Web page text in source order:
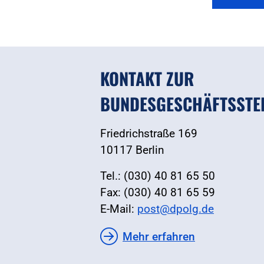
KONTAKT ZUR
Friedrichstraße 169
10117 Berlin
Tel.: (030) 40 81 65 50
Fax: (030) 40 81 65 59
E-Mail: post@dpolg.de
Mehr erfahren